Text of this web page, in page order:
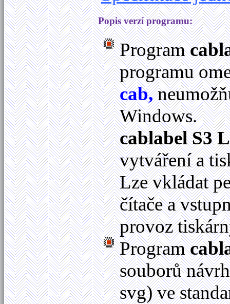
Popis verzí programu:
Program
programu
cab,
Windows.
cablabel S3
vytváření a
Lze vkládat
čítače a
provoz
Program
souborů
svg) ve